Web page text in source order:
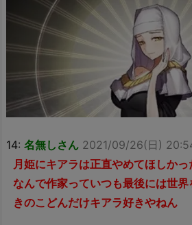
14: 名無しさん 2021/09/26(日)
月姫にキアラは正直やめてほしかっ
なんで作家っていつも最後には世
きのこどんだけキアラ好きやねん